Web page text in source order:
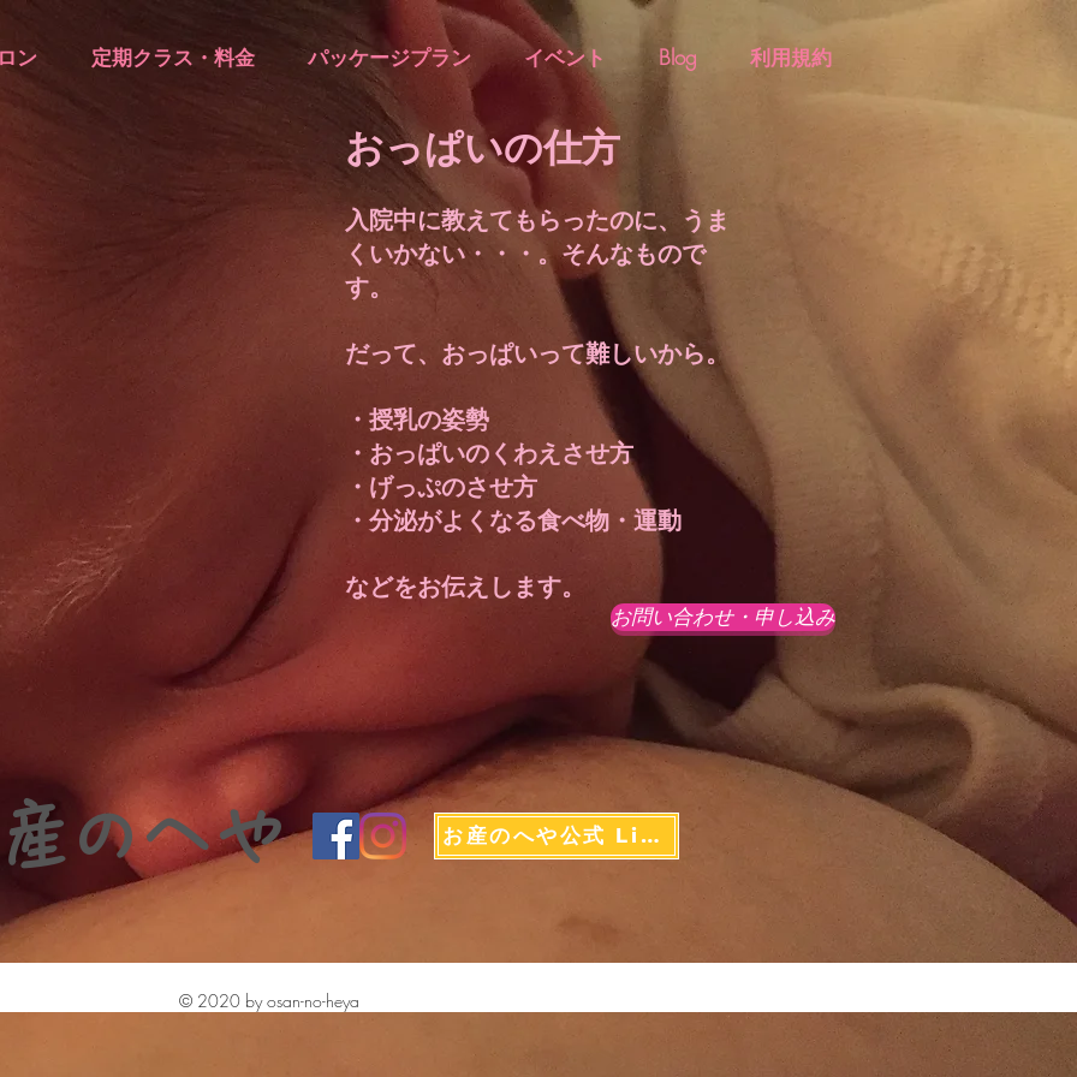
ン 定期クラス・料金 パッケージプラン イベント Blog 利用規約
​おっぱいの仕方
入院中に教えてもらったのに、うま
くいかない・・・。そんなもので
す。
だって、おっぱいって難しいから。
・授乳の姿勢
・おっぱいのくわえさせ方
・げっぷのさせ方
・分泌がよくなる食べ物・運動
​などをお伝えします。
お問い合わせ・申し込み
のへや お産のへや公式 Line
© 2020 by osan-no-heya